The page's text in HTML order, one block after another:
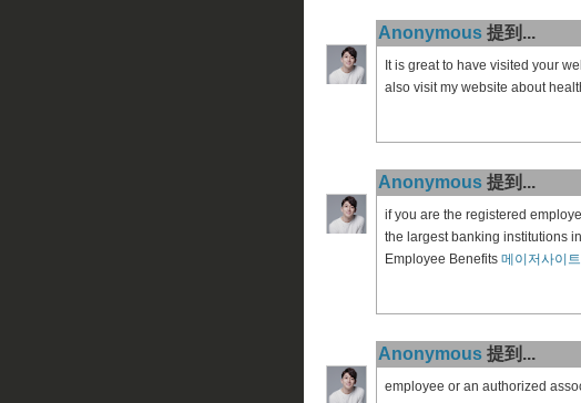
Anonymous提到...
It is great to have visited your
also visit my website about
Anonymous提到...
if you are the registered
the largest banking institutions
Employee Benefits 메이저사이트
Anonymous提到...
employee or an authorized